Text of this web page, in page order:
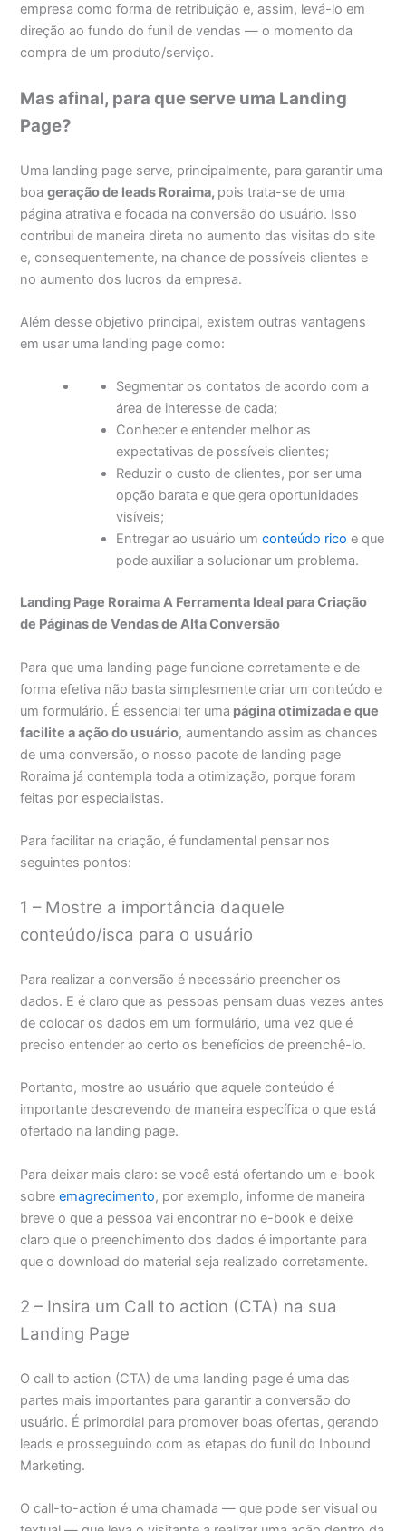
empresa como forma de retribuição e, assim, levá-lo em
direção ao fundo do funil de vendas — o momento da
compra de um produto/serviço.
Mas afinal, para que serve uma Landing
Page?
Uma landing page serve, principalmente, para garantir uma
boageração de leads Roraima, pois trata-se de uma
página atrativa e focada na conversão do usuário. Isso
contribui de maneira direta no aumento das visitas do site
e, consequentemente, na chance de possíveis clientes e
no aumento dos lucros da empresa.
Além desse objetivo principal, existem outras vantagens
em usar uma landing page como:
Segmentar os contatos de acordo com a
área de interesse de cada;
Conhecer e entender melhor as
expectativas de possíveis clientes;
Reduzir o custo de clientes, por ser uma
opção barata e que gera oportunidades
visíveis;
Entregar ao usuário umconteúdo rico e que
pode auxiliar a solucionar um problema.
Landing Page Roraima A Ferramenta Ideal para Criação
de Páginas de Vendas de Alta Conversão
Para que uma landing page funcione corretamente e de
forma efetiva não basta simplesmente criar um conteúdo e
um formulário. É essencial ter uma página otimizada e que
facilite a ação do usuário, aumentando assim as chances
de uma conversão, o nosso pacote de landing page
Roraima já contempla toda a otimização, porque foram
feitas por especialistas.
Para facilitar na criação, é fundamental pensar nos
seguintes pontos:
1 – Mostre a importância daquele
conteúdo/isca para o usuário
Para realizar a conversão é necessário preencher os
dados. E é claro que as pessoas pensam duas vezes antes
de colocar os dados em um formulário, uma vez que é
preciso entender ao certo os benefícios de preenchê-lo.
Portanto, mostre ao usuário que aquele conteúdo é
importante descrevendo de maneira específica o que está
ofertado na landing page.
Para deixar mais claro: se você está ofertando um e-book
sobreemagrecimento, por exemplo, informe de maneira
breve o que a pessoa vai encontrar no e-book e deixe
claro que o preenchimento dos dados é importante para
que o download do material seja realizado corretamente.
2 – Insira um Call to action (CTA) na sua
Landing Page
O call to action (CTA) de uma landing page é uma das
partes mais importantes para garantir a conversão do
usuário. É primordial para promover boas ofertas, gerando
leads e prosseguindo com as etapas do funil do Inbound
Marketing.
O call-to-action é uma chamada — que pode ser visual ou